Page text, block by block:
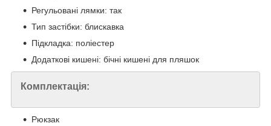
Регульовані лямки: так
Тип застібки: блискавка
Підкладка: поліестер
Додаткові кишені: бічні кишені для пляшок
Комплектація:
Рюкзак